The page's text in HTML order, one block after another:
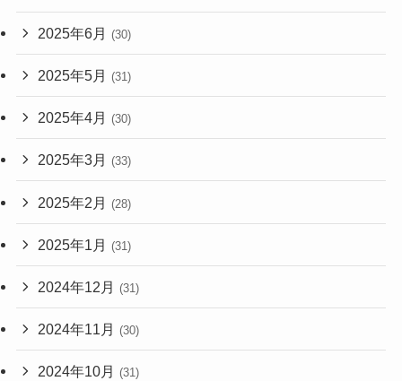
2025年6月 (30)
2025年5月 (31)
2025年4月 (30)
2025年3月 (33)
2025年2月 (28)
2025年1月 (31)
2024年12月 (31)
2024年11月 (30)
2024年10月 (31)